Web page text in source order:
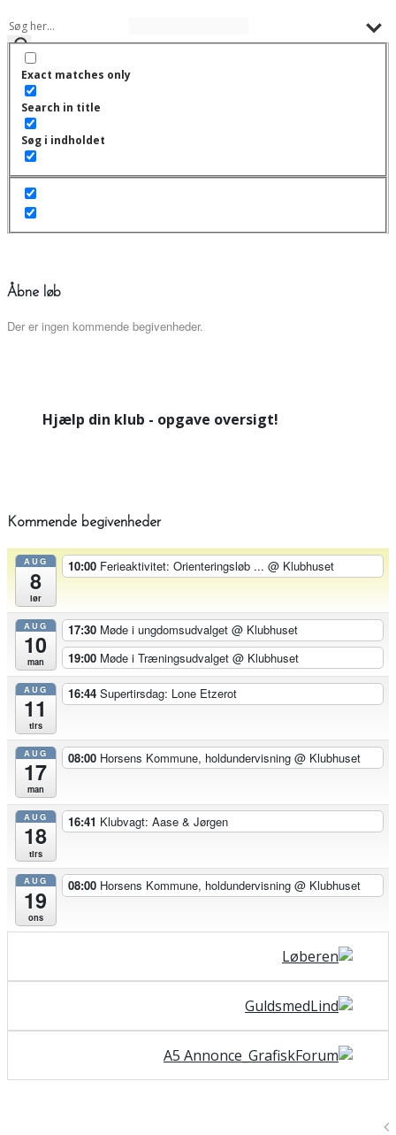
Exact matches only
Search in title
Søg i indholdet
Åbne løb
Der er ingen kommende begivenheder.
Hjælp din klub - opgave oversigt!
Kommende begivenheder
AUG
8
lør
10:00 Ferieaktivitet: Orienteringsløb ... @ Klubhuset
AUG
10
man
17:30 Møde i ungdomsudvalget @ Klubhuset
19:00 Møde i Træningsudvalget @ Klubhuset
AUG
11
tirs
16:44 Supertirsdag: Lone Etzerot
AUG
17
man
08:00 Horsens Kommune, holdundervisning @ Klubhuset
AUG
18
tirs
16:41 Klubvagt: Aase & Jørgen
AUG
19
ons
08:00 Horsens Kommune, holdundervisning @ Klubhuset